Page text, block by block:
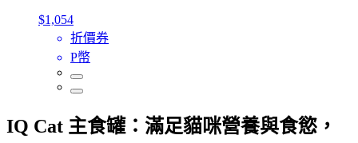
$1,054
折價券
P幣
IQ Cat 主食罐：滿足貓咪營養與食慾，